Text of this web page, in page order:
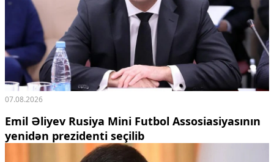
07.08.2026
Emil Əliyev Rusiya Mini Futbol Assosiasiyasının
yenidən prezidenti seçilib